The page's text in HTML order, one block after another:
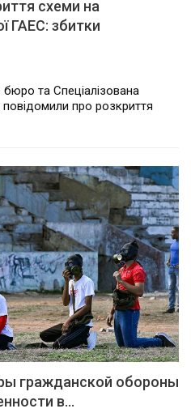
схеми на
ГАЕС: збитки
бюро та Спеціалізована
повідомили про розкриття
гражданской обороны
в…